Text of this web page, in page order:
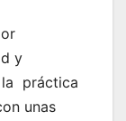
y
práctica
unas